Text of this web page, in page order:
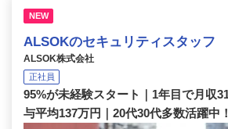
NEW
ALSOKのセキュリティスタッフ
ALSOK株式会社
正社員
95%が未経験スタート｜1年目で月収
与平均137万円｜20代30代多数活躍中！